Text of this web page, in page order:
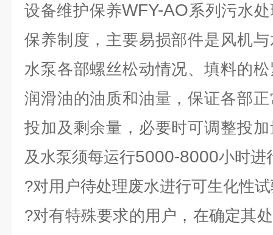
设备维护保养WFY-AO系列污水
保养制度，主要易损部件是风机
水泵各部螺丝松动情况、填料的
润滑油的油质和油量，保证各部
投加及剩余量，必要时可调整投
及水泵须每运行5000-8000小时进
?对用户待处理废水进行可生化性
?对有特殊要求的用户，在确定其